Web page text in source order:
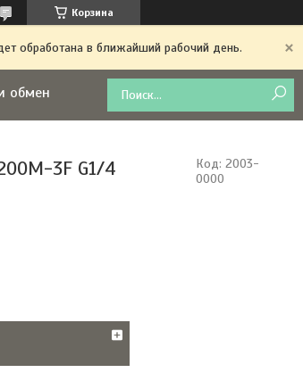
Корзина
обработана в ближайший рабочий день.
обмен
3F G1/4
Код: 2003-
0000